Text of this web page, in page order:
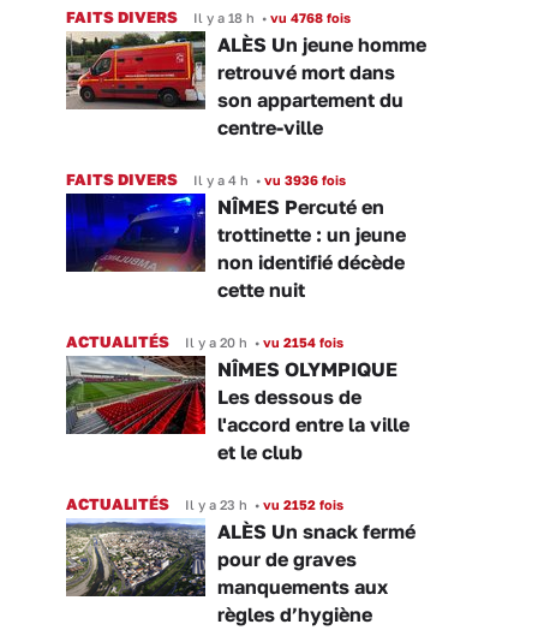
FAITS DIVERS Il y a 18 h • vu 4768 fois
ALÈS Un jeune homme
retrouvé mort dans
son appartement du
centre-ville
FAITS DIVERS Il y a 4 h • vu 3936 fois
NÎMES Percuté en
trottinette : un jeune
non identifié décède
cette nuit
ACTUALITÉS Il y a 20 h • vu 2154 fois
NÎMES OLYMPIQUE
Les dessous de
l'accord entre la ville
et le club
ACTUALITÉS Il y a 23 h • vu 2152 fois
ALÈS Un snack fermé
pour de graves
manquements aux
règles d’hygiène